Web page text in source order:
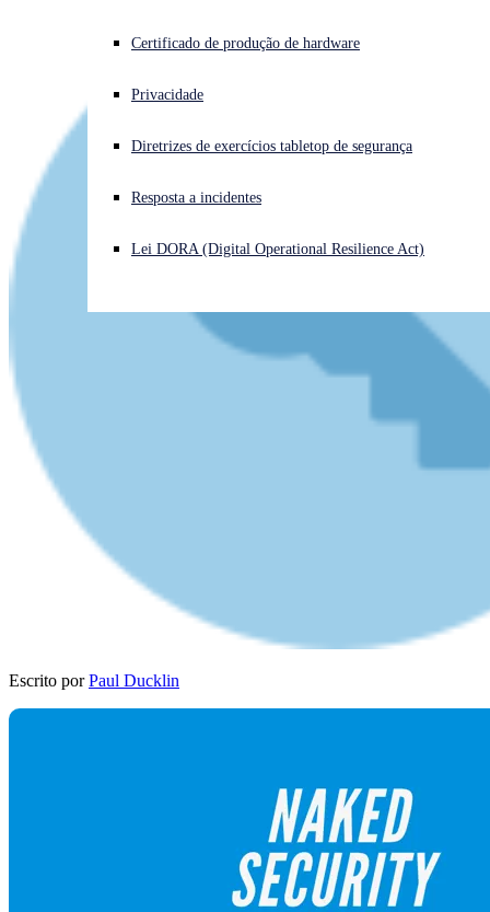
Enfrentando um ataque cibernético? Obtenha ajuda imediata
Open search
Português (Brasil) Open language switcher
Certificado de produção de hardware
Privacidade
Diretrizes de exercícios tabletop de segurança
Resposta a incidentes
Lei DORA (Digital Operational Resilience Act)
Escrito por Paul Ducklin